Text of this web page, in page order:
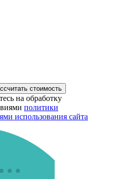
стоимость
на обработку
политики
использования сайта